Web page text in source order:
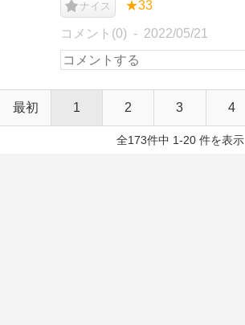
ナイス ★33
コメント(0) 2022/05/21
最初 1 2 3 4
全173件中 1-20 件を表示